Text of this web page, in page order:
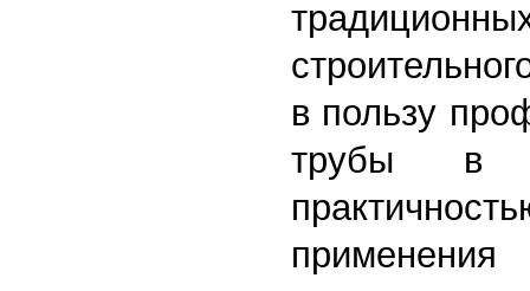
в пользу
трубы в
применения